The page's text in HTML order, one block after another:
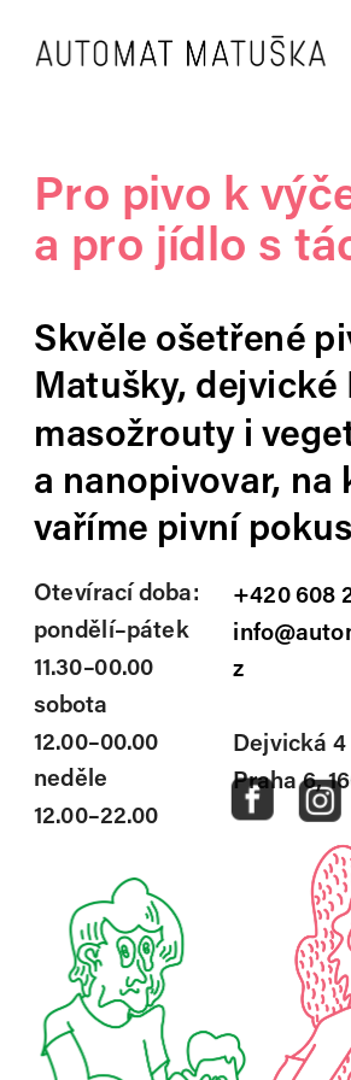
Pro pivo k
a pro jídlo s
Skvěle ošetřené
Matušky, dejvické
masožrouty i
a nanopivovar, na
vaříme pivní
Otevírací doba:
pondělí–pátek
11.30–00.00
sobota
12.00–00.00
neděle
12.00–22.00
+420 608
z
Dejvická 4
Praha 6,